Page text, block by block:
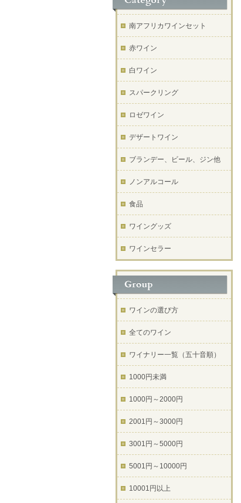
南アフリカワインセット
赤ワイン
白ワイン
スパークリング
ロゼワイン
デザートワイン
ブランデー、ビール、ジン他
ノンアルコール
食品
ワイングッズ
ワインセラー
ワインの選び方
全てのワイン
ワイナリー一覧（五十音順）
1000円未満
1000円～2000円
2001円～3000円
3001円～5000円
5001円～10000円
10001円以上